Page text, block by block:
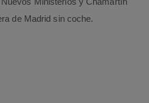
de Madrid sin coche.